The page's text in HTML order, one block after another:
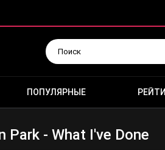
ПОПУЛЯРНЫЕ
Park - What I've Done